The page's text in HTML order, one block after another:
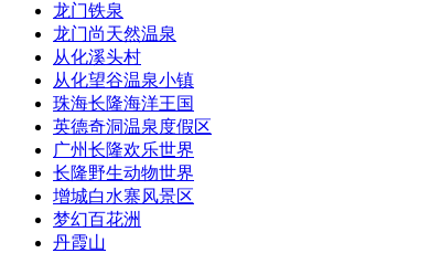
龙门铁泉
龙门尚天然温泉
从化溪头村
从化望谷温泉小镇
珠海长隆海洋王国
英德奇洞温泉度假区
广州长隆欢乐世界
长隆野生动物世界
增城白水寨风景区
梦幻百花洲
丹霞山